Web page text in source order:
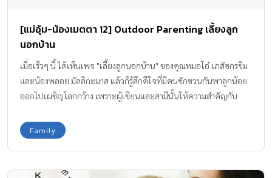
[แม่อุ้ม-น้องเมตตา 12] Outdoor Parenting เลี้ยงลูก
นอกบ้าน
เมื่อเร็วๆ นี้ ได้เห็นเพจ "เลี้ยงลูกนอกบ้าน" ของคุณหมอโอ๋ เภสัชกรขิม
และน้องพลอย มัลลิกะมาส แล้วก็รู้สึกดีใจที่มีคนชักชวนกันพาลูกน้อย
ออกไปเผชิญโลกกว้าง เพราะผู้เขียนและสามีนั้นให้ความสำคัญกับ
ยังเล็กๆFamily